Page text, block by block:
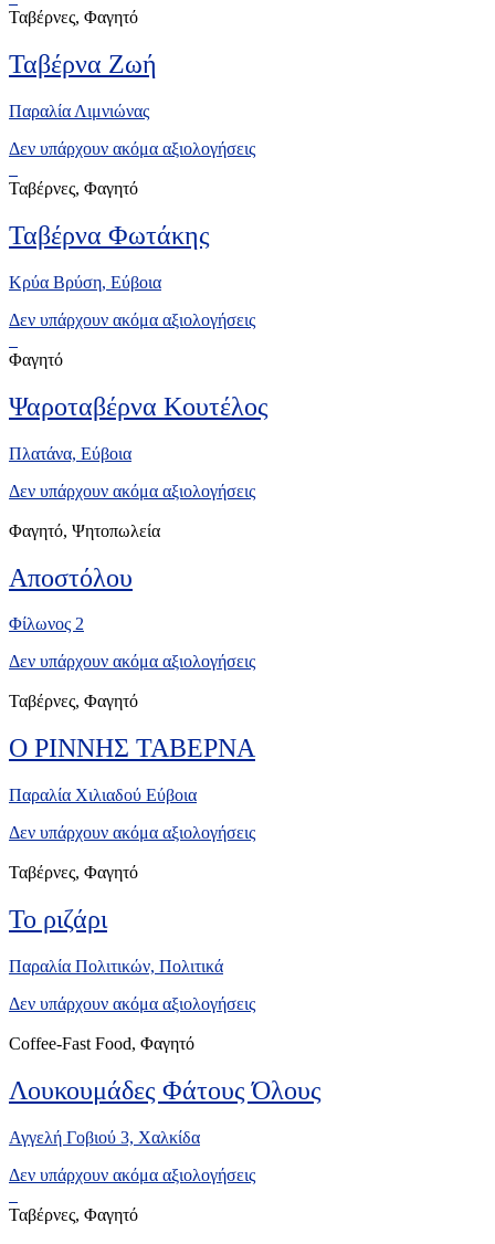
Ταβέρνες, Φαγητό
Ταβέρνα Ζωή
Παραλία Λιμνιώνας
Δεν υπάρχουν ακόμα αξιολογήσεις
Ταβέρνες, Φαγητό
Ταβέρνα Φωτάκης
Κρύα Βρύση, Eύβοια
Δεν υπάρχουν ακόμα αξιολογήσεις
Φαγητό
Ψαροταβέρνα Κουτέλος
Πλατάνα, Eύβοια
Δεν υπάρχουν ακόμα αξιολογήσεις
Φαγητό, Ψητοπωλεία
Αποστόλου
Φίλωνος 2
Δεν υπάρχουν ακόμα αξιολογήσεις
Ταβέρνες, Φαγητό
Ο ΡΙΝΝΗΣ ΤΑΒΕΡΝΑ
Παραλία Χιλιαδού Εύβοια
Δεν υπάρχουν ακόμα αξιολογήσεις
Ταβέρνες, Φαγητό
Το ριζάρι
Παραλία Πολιτικών, Πολιτικά
Δεν υπάρχουν ακόμα αξιολογήσεις
Coffee-Fast Food, Φαγητό
Λουκουμάδες Φάτους Όλους
Αγγελή Γοβιού 3, Xαλκίδα
Δεν υπάρχουν ακόμα αξιολογήσεις
Ταβέρνες, Φαγητό